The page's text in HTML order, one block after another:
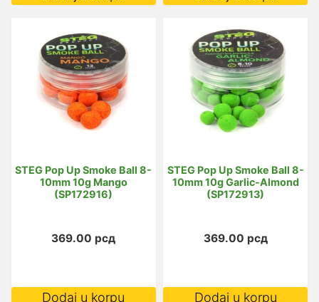
STEG Pop Up Smoke Ball 8-
10mm 10g Mango
(SP172916)
369.00 рсд
Dodaj u korpu
STEG Pop Up Smoke Ball 8-
10mm 10g Garlic-Almond
(SP172913)
369.00 рсд
Dodaj u korpu